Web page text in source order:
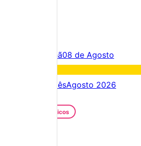
Amanhã08 de Agosto
Este mêsAgosto 2026
Festivais Gastronómicos